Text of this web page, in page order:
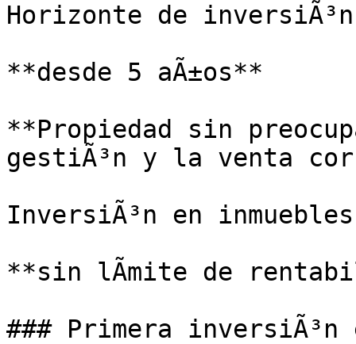
Horizonte de
**desde 5 aÃ±os**
**Propiedad sin
gestiÃ³n y la venta
InversiÃ³n en inmuebles
**sin lÃ­mite de
### Primera inversiÃ³n